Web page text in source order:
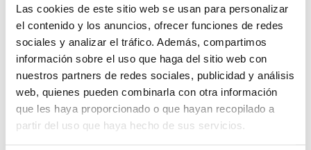
Las cookies de este sitio web se usan para personalizar
el contenido y los anuncios, ofrecer funciones de redes
sociales y analizar el tráfico. Además, compartimos
información sobre el uso que haga del sitio web con
nuestros partners de redes sociales, publicidad y análisis
web, quienes pueden combinarla con otra información
que les haya proporcionado o que hayan recopilado a
partir del uso que haya hecho de sus servicios.